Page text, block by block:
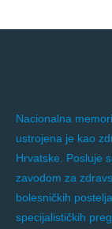
Nacionalna
ustrojena je kao
Hrvatske. Posluje
zavodom za
bolesničkih
specijalističkih